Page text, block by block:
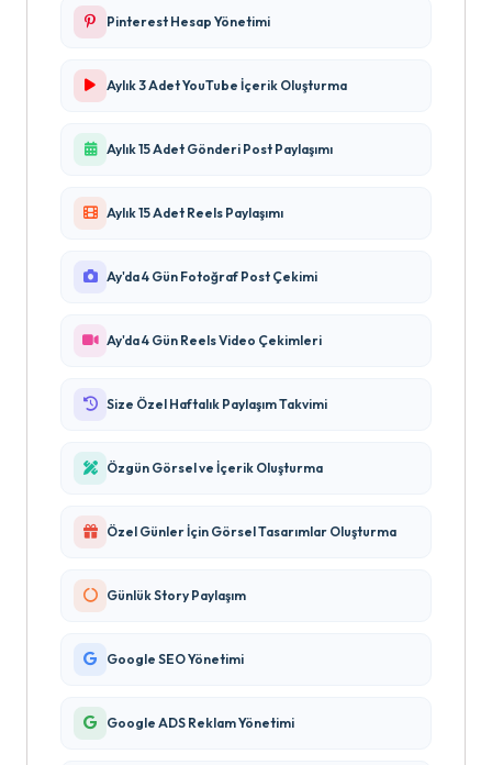
Pinterest Hesap Yönetimi
Aylık 3 Adet YouTube İçerik Oluşturma
Aylık 15 Adet Gönderi Post Paylaşımı
Aylık 15 Adet Reels Paylaşımı
Ay'da 4 Gün Fotoğraf Post Çekimi
Ay'da 4 Gün Reels Video Çekimleri
Size Özel Haftalık Paylaşım Takvimi
Özgün Görsel ve İçerik Oluşturma
Özel Günler İçin Görsel Tasarımlar Oluşturma
Günlük Story Paylaşım
Google SEO Yönetimi
Google ADS Reklam Yönetimi